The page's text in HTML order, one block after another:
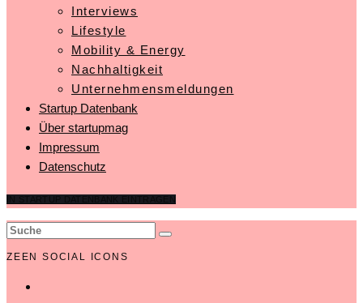
Interviews
Lifestyle
Mobility & Energy
Nachhaltigkeit
Unternehmensmeldungen
Startup Datenbank
Über startupmag
Impressum
Datenschutz
ZEEN SOCIAL ICONS